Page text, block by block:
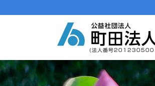
コンテンツへスキップ
メインナビゲーション